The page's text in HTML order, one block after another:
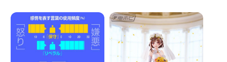
影山優佳、フォトエッセイが販売から 5日で重版決
定！未公開ランジェリーカットを公開
医療脱毛・脱毛サロンを考えてるんだが！脱毛モメ
ンいるか？？